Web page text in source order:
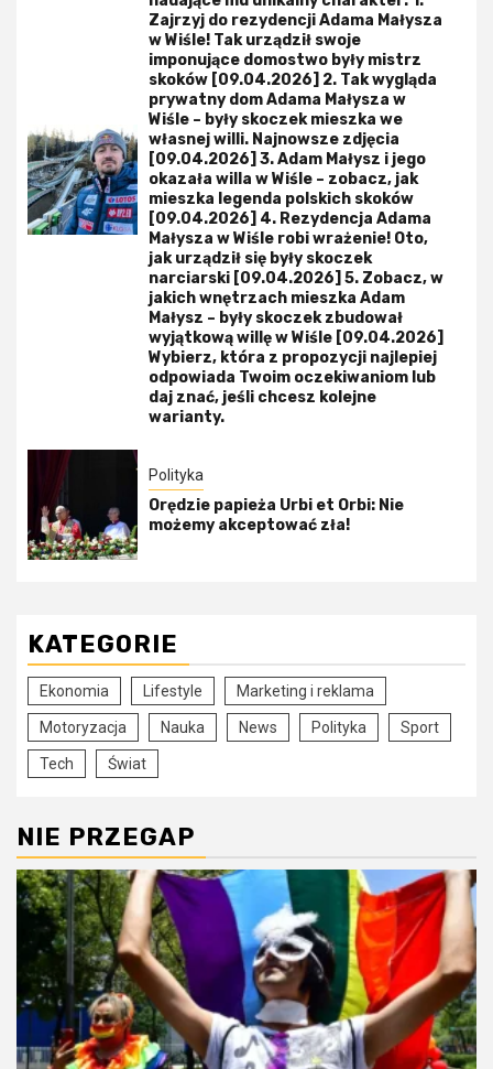
Zajrzyj do rezydencji Adama Małysza
w Wiśle! Tak urządził swoje
imponujące domostwo były mistrz
skoków [09.04.2026] 2. Tak wygląda
prywatny dom Adama Małysza w
Wiśle – były skoczek mieszka we
własnej willi. Najnowsze zdjęcia
[09.04.2026] 3. Adam Małysz i jego
okazała willa w Wiśle – zobacz, jak
mieszka legenda polskich skoków
[09.04.2026] 4. Rezydencja Adama
Małysza w Wiśle robi wrażenie! Oto,
jak urządził się były skoczek
narciarski [09.04.2026] 5. Zobacz, w
jakich wnętrzach mieszka Adam
Małysz – były skoczek zbudował
wyjątkową willę w Wiśle [09.04.2026]
Wybierz, która z propozycji najlepiej
odpowiada Twoim oczekiwaniom lub
daj znać, jeśli chcesz kolejne
warianty.
Polityka
Orędzie papieża Urbi et Orbi: Nie
możemy akceptować zła!
KATEGORIE
Ekonomia Lifestyle Marketing i reklama
Motoryzacja Nauka News Polityka Sport
Tech Świat
NIE PRZEGAP